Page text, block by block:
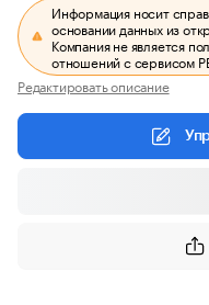
Информация носит
основании данных из
Компания не является
отношений с сервисом
Редактировать описание